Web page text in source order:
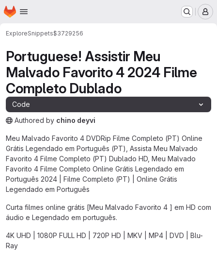
Skip to main content
Homepage
ExploreSnippets$3729256
Portuguese! Assistir Meu
Malvado Favorito 4 2024 Filme
Completo Dublado
Code
The snippet can be accessed without any authentication.
Authored by chino deyvi
Meu Malvado Favorito 4 DVDRip Filme Completo (PT) Online
Grátis Legendado em Português (PT), Assista Meu Malvado
Favorito 4 Filme Completo (PT) Dublado HD, Meu Malvado
Favorito 4 Filme Completo Online Grátis Legendado em
Português 2024 | Filme Completo (PT) | Online Grátis
Legendado em Português
Curta filmes online grátis [Meu Malvado Favorito 4 ] em HD com
áudio e Legendado em português.
4K UHD | 1080P FULL HD | 720P HD | MKV | MP4 | DVD | Blu-
Ray